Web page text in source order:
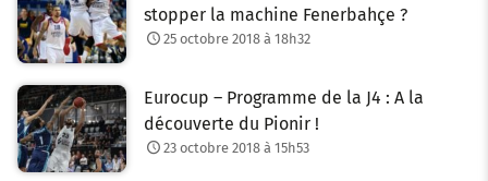
stopper la machine Fenerbahçe ?
25 octobre 2018 à 18h32
Eurocup – Programme de la J4 : A la
découverte du Pionir !
23 octobre 2018 à 15h53